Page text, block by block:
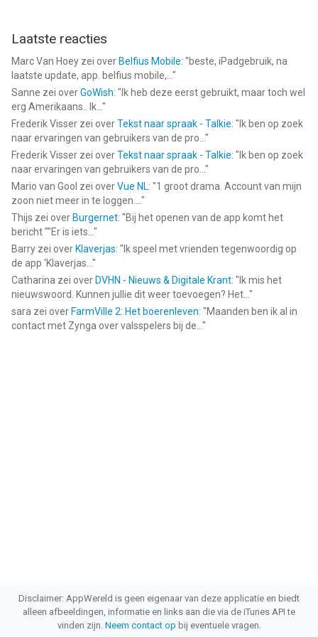
Laatste reacties
Marc Van Hoey zei over Belfius Mobile: "beste, iPadgebruik, na
laatste update, app. belfius mobile,... "
Sanne zei overGoWish: " Ik heb deze eerst gebruikt, maar toch wel
erg Amerikaans.. Ik... "
Frederik Visser zei overTekst naar spraak - Talkie: " Ik ben op zoek
naar ervaringen van gebruikers van de pro... "
Frederik Visser zei overTekst naar spraak - Talkie: " Ik ben op zoek
naar ervaringen van gebruikers van de pro... "
Mario van Gool zei overVue NL: "1 groot drama. Account van mijn
zoon niet meer in te loggen.... "
Thijs zei over Burgernet: "Bij het openen van de app komt het
bericht ""Er is iets... "
Barry zei over Klaverjas: " Ik speel met vrienden tegenwoordig op
de app ‘Klaverjas... "
Catharina zei over DVHN - Nieuws & Digitale Krant: " Ik mis het
nieuwswoord. Kunnen jullie dit weer toevoegen? Het... "
sara zei over FarmVille 2: Het boerenleven: "Maanden ben ik al in
contact met Zynga over valsspelers bij de... "
Disclaimer: AppWereld is geen eigenaar van deze applicatie en biedt
alleen afbeeldingen, informatie en links aan die via de iTunes API te
vinden zijn. Neem contact op bij eventuele vragen.